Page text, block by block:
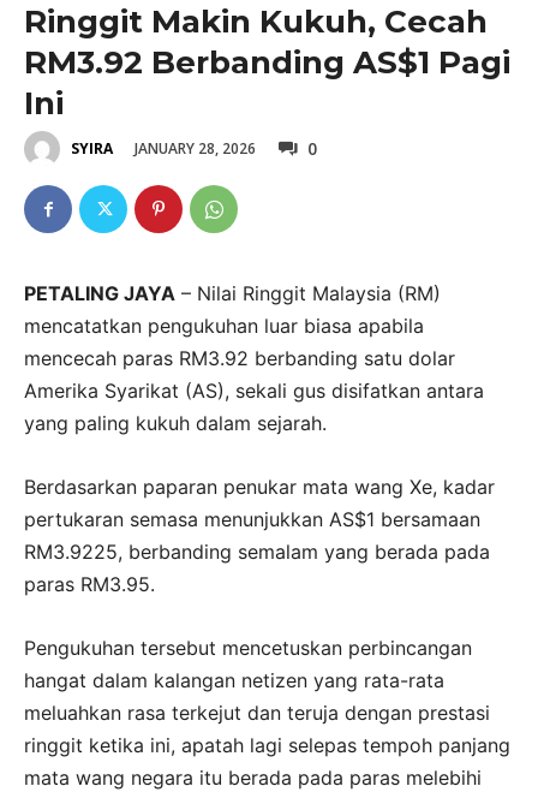
Ringgit Makin Kukuh, Cecah
RM3.92 Berbanding AS$1 Pagi
Ini
SYIRA JANUARY 28, 2026 0
PETALING JAYA – Nilai Ringgit Malaysia (RM)
mencatatkan pengukuhan luar biasa apabila
mencecah paras RM3.92 berbanding satu dolar
Amerika Syarikat (AS), sekali gus disifatkan antara
yang paling kukuh dalam sejarah.
Berdasarkan paparan penukar mata wang Xe, kadar
pertukaran semasa menunjukkan AS$1 bersamaan
RM3.9225, berbanding semalam yang berada pada
paras RM3.95.
Pengukuhan tersebut mencetuskan perbincangan
hangat dalam kalangan netizen yang rata-rata
meluahkan rasa terkejut dan teruja dengan prestasi
ringgit ketika ini, apatah lagi selepas tempoh panjang
mata wang negara itu berada pada paras melebihi